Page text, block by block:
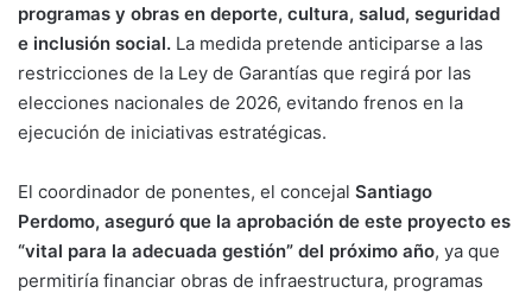
programas y obras en deporte, cultura, salud, seguridad
e inclusión social. La medida pretende anticiparse a las
restricciones de la Ley de Garantías que regirá por las
elecciones nacionales de 2026, evitando frenos en la
ejecución de iniciativas estratégicas.
El coordinador de ponentes, el concejal Santiago
Perdomo, aseguró que la aprobación de este proyecto es
“vital para la adecuada gestión” del próximo año, ya que
permitiría financiar obras de infraestructura, programas